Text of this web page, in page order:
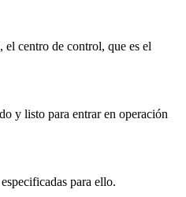
el centro de control, que es el
y listo para entrar en operación
para ello.